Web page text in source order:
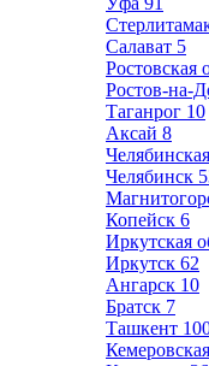
Салават 5
Ростовская
Ростов-на-
Таганрог 10
Аксай 8
Челябинск
Копейск 6
Иркутская
Иркутск 62
Ангарск 10
Братск 7
Ташкент